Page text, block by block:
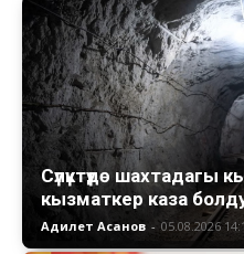
Сүлүктүдө шахтадагы
кызматкер каза
Адилет Асанов - 05.08.2026